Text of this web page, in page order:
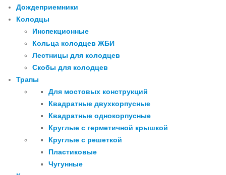
Дождеприемники
Колодцы
Инспекционные
Кольца колодцев ЖБИ
Лестницы для колодцев
Скобы для колодцев
Трапы
Для мостовых конструкций
Квадратные двухкорпусные
Квадратные однокорпусные
Круглые с герметичной крышкой
Круглые с решеткой
Пластиковые
Чугунные